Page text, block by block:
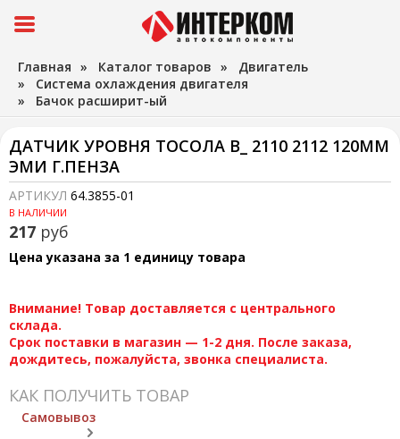
Главная » Каталог товаров » Двигатель
» Система охлаждения двигателя
» Бачок расширит-ый
ДАТЧИК УРОВНЯ ТОСОЛА В_ 2110 2112 120ММ
ЭМИ Г.ПЕНЗА
АРТИКУЛ 64.3855-01
В НАЛИЧИИ
217 руб
Цена указана за 1 единицу товара
Внимание! Товар доставляется с центрального
склада.
Срок поставки в магазин — 1-2 дня. После заказа,
дождитесь, пожалуйста, звонка специалиста.
КАК ПОЛУЧИТЬ ТОВАР
Самовывоз